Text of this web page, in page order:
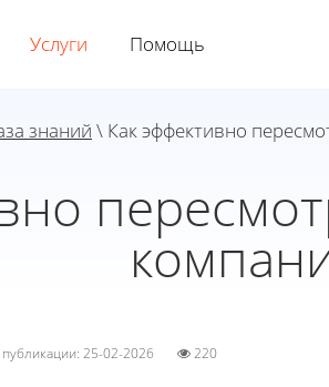
Услуги Помощь
знаний \ Как эффективно
публикации: 25-02-2026 220